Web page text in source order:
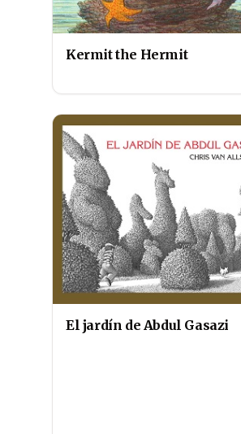
Kermit the Hermit
El jardín de Abdul Gasazi